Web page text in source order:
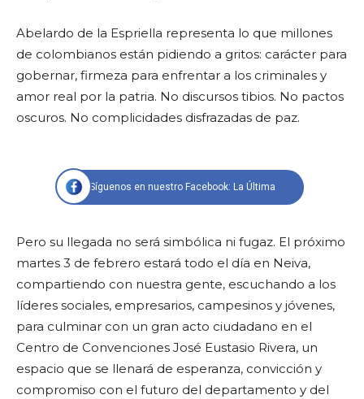
Abelardo de la Espriella representa lo que millones
de colombianos están pidiendo a gritos: carácter para
gobernar, firmeza para enfrentar a los criminales y
amor real por la patria. No discursos tibios. No pactos
oscuros. No complicidades disfrazadas de paz.
Síguenos en nuestro Facebook: La Última
Pero su llegada no será simbólica ni fugaz. El próximo
martes 3 de febrero estará todo el día en Neiva,
compartiendo con nuestra gente, escuchando a los
líderes sociales, empresarios, campesinos y jóvenes,
para culminar con un gran acto ciudadano en el
Centro de Convenciones José Eustasio Rivera, un
espacio que se llenará de esperanza, convicción y
compromiso con el futuro del departamento y del